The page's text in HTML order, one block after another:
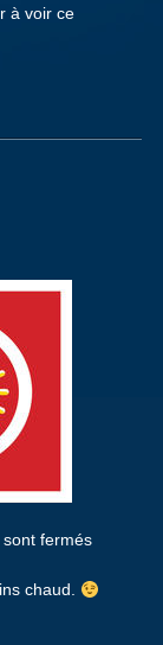
à voir ce
fermés
chaud.